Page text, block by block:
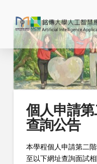
個人申請
查詢公告
本學程個人申請第二
至以下網址查詢面試相